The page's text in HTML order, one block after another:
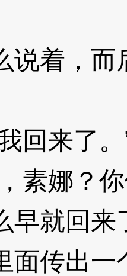
着，而
来了。
娜？你
早就回来
传出一